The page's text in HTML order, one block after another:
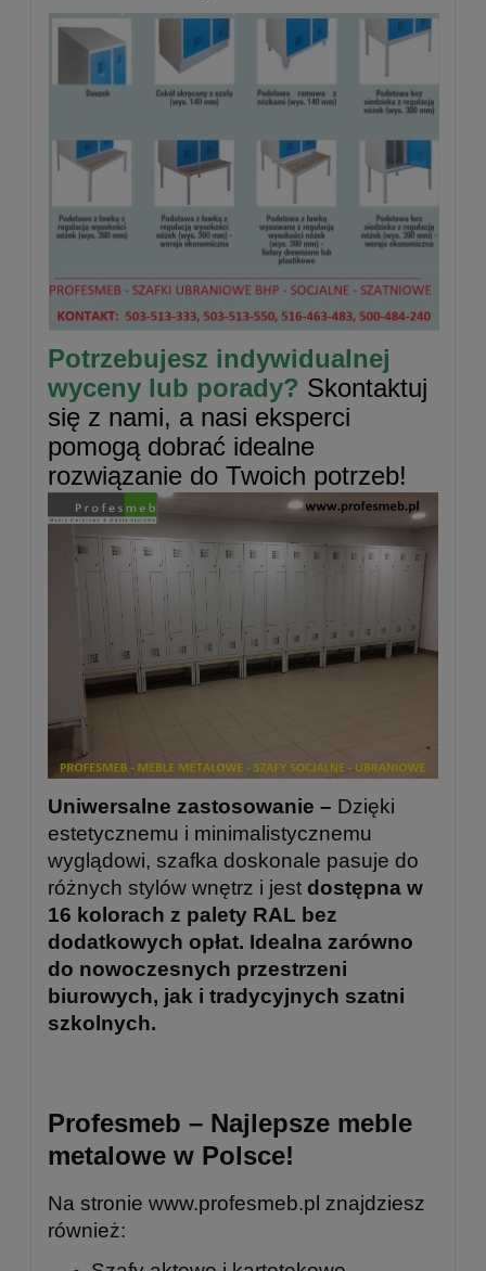
Potrzebujesz indywidualnej
wyceny lub porady? Skontaktuj
się z nami, a nasi eksperci
pomogą dobrać idealne
rozwiązanie do Twoich potrzeb!
Uniwersalne zastosowanie – Dzięki
estetycznemu i minimalistycznemu
wyglądowi, szafka doskonale pasuje do
różnych stylów wnętrz i jest dostępna w
16 kolorach z palety RAL bez
dodatkowych opłat. Idealna zarówno
do nowoczesnych przestrzeni
biurowych, jak i tradycyjnych szatni
szkolnych.
Profesmeb – Najlepsze meble
metalowe w Polsce!
Na stronie www.profesmeb.pl znajdziesz
również: